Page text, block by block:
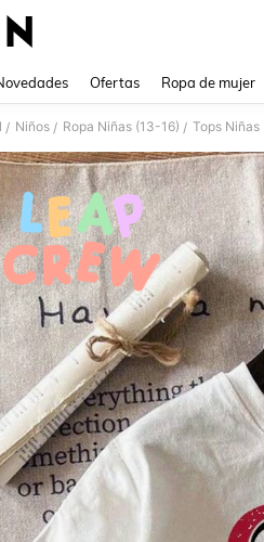
Ofertas Ropa de mujer
/ Niños / Ropa Niñas (13-16) / Tops Niñas